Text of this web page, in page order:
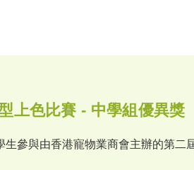
上色比賽 - 中學組優異獎
參與由香港寵物業商會主辦的第